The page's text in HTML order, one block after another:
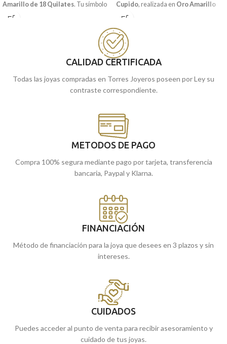
Amarillo de 18 Quilates. Tu símbolo
personal, en la lista de tendencias en
Cupido, realizada en Oro Amarillo
de 18
un nombre o fecha en ella.
CALIDAD CERTIFICADA
Todas las joyas compradas en Torres Joyeros poseen por Ley su
contraste correspondiente.
METODOS DE PAGO
Compra 100% segura mediante pago por tarjeta, transferencia
bancaria, Paypal y Klarna.
FINANCIACIÓN
Método de financiación para la joya que desees en 3 plazos y sin
intereses.
CUIDADOS
Puedes acceder al punto de venta para recibir asesoramiento y
cuidado de tus joyas.